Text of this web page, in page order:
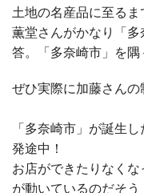
土地の名産品に至るま
薫堂さんがかなり「
答。「多奈崎市」を
ぜひ実際に加藤さんの
「多奈崎市」が誕生
発途中！
お店ができたりなく
が動いているのだそう